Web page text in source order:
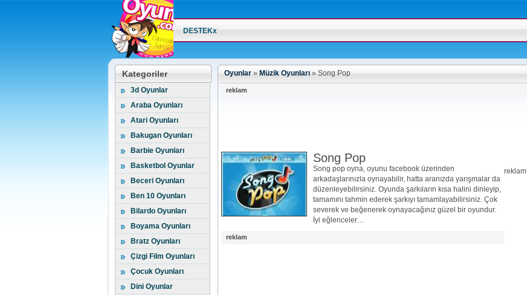
DESTEKx
Kategoriler
3d Oyunlar
Araba Oyunları
Atari Oyunları
Bakugan Oyunları
Barbie Oyunları
Basketbol Oyunlar
Beceri Oyunları
Ben 10 Oyunları
Bilardo Oyunları
Boyama Oyunları
Bratz Oyunları
Çizgi Film Oyunları
Çocuk Oyunları
Dini Oyunlar
Oyunlar » Müzik Oyunları »Song Pop
reklam
Song Pop
Song pop oyna, oyunu facebook üzerinden
arkadaşlarınızla oynayabilir, hatta aranızda yarışmalar da
düzenleyebilirsiniz. Oyunda şarkıların kısa halini dinleyip,
tamamını tahmin ederek şarkıyı tamamlayabilirsiniz. Çok
severek ve beğenerek oynayacağınız güzel bir oyundur.
İyi eğlenceler…
reklam
reklam